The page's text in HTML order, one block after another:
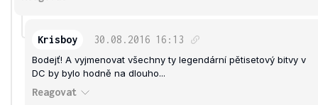
Krisboy 30.08.2016 16:13
Bodejť! A vyjmenovat všechny ty legendární pětisetový bitvy v
DC by bylo hodně na dlouho...
Reagovat